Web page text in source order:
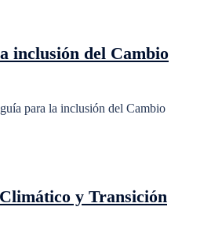
inclusión del Cambio
para la inclusión del Cambio
y Transición